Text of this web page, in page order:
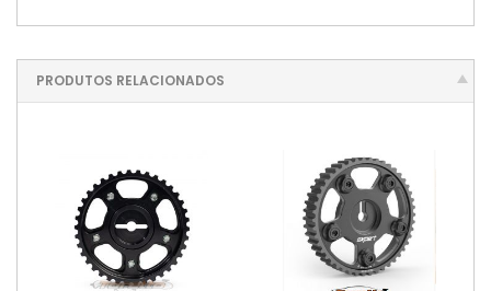
PRODUTOS RELACIONADOS